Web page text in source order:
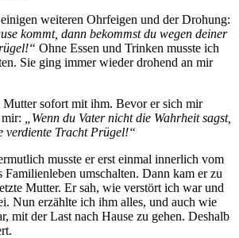
weiteren Ohrfeigen und der Drohung:
kommt, dann bekommst du wegen deiner
Ohne Essen und Trinken musste ich
Sie ging immer wieder drohend an mir
Mutter sofort mit ihm. Bevor er sich mir
„Wenn du Vater nicht die Wahrheit sagst,
verdiente Tracht Prügel!“
musste er erst einmal innerlich vom
Familienleben umschalten. Dann kam er zu
Mutter. Er sah, wie verstört ich war und
Nun erzählte ich ihm alles, und auch wie
mit der Last nach Hause zu gehen. Deshalb